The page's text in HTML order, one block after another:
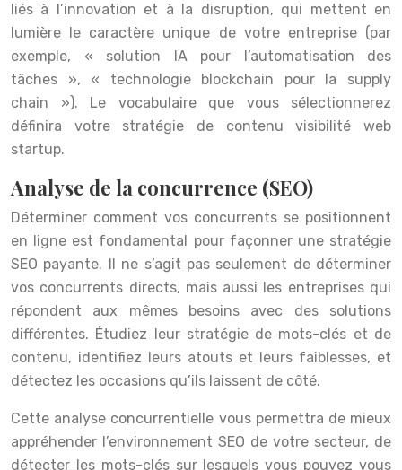
liés à l’innovation et à la disruption, qui mettent en
lumière le caractère unique de votre entreprise (par
exemple, « solution IA pour l’automatisation des
tâches », « technologie blockchain pour la supply
chain »). Le vocabulaire que vous sélectionnerez
définira votre stratégie de contenu visibilité web
startup.
Analyse de la concurrence (SEO)
Déterminer comment vos concurrents se positionnent
en ligne est fondamental pour façonner une stratégie
SEO payante. Il ne s’agit pas seulement de déterminer
vos concurrents directs, mais aussi les entreprises qui
répondent aux mêmes besoins avec des solutions
différentes. Étudiez leur stratégie de mots-clés et de
contenu, identifiez leurs atouts et leurs faiblesses, et
détectez les occasions qu’ils laissent de côté.
Cette analyse concurrentielle vous permettra de mieux
appréhender l’environnement SEO de votre secteur, de
détecter les mots-clés sur lesquels vous pouvez vous